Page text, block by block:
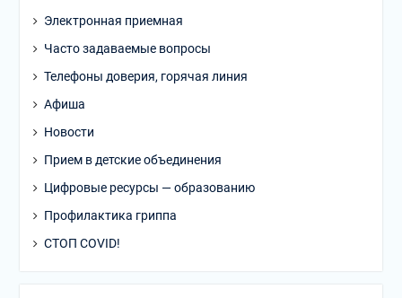
Электронная приемная
Часто задаваемые вопросы
Телефоны доверия, горячая линия
Афиша
Новости
Прием в детские объединения
Цифровые ресурсы — образованию
Профилактика гриппа
СТОП COVID!